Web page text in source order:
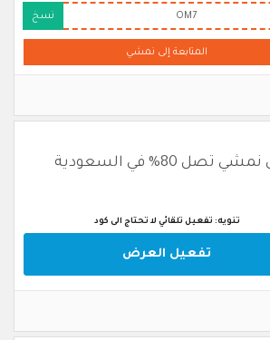
OM7 نسخ
المتابعة إلى نمشي
80% في السعودية
تنويه: تفعيل تلقائي لا تحتاج الى كود
تفعيل العرض